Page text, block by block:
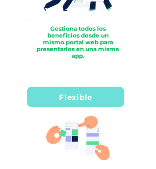
Gestiona todos los
beneficios desde un
mismo portal web para
presentarlos en una misma
app.
Flexible